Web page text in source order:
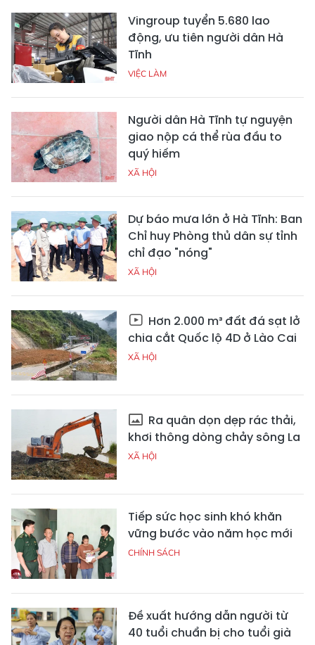
Vingroup tuyển 5.680 lao
động, ưu tiên người dân Hà
Tĩnh
VIỆC LÀM
Người dân Hà Tĩnh tự nguyện
giao nộp cá thể rùa đầu to
quý hiếm
XÃ HỘI
Dự báo mưa lớn ở Hà Tĩnh: Ban
Chỉ huy Phòng thủ dân sự tỉnh
chỉ đạo "nóng"
XÃ HỘI
Hơn 2.000 m³ đất đá sạt lở
chia cắt Quốc lộ 4D ở Lào Cai
XÃ HỘI
Ra quân dọn dẹp rác thải,
khơi thông dòng chảy sông La
XÃ HỘI
Tiếp sức học sinh khó khăn
vững bước vào năm học mới
CHÍNH SÁCH
Đề xuất hướng dẫn người từ
40 tuổi chuẩn bị cho tuổi già